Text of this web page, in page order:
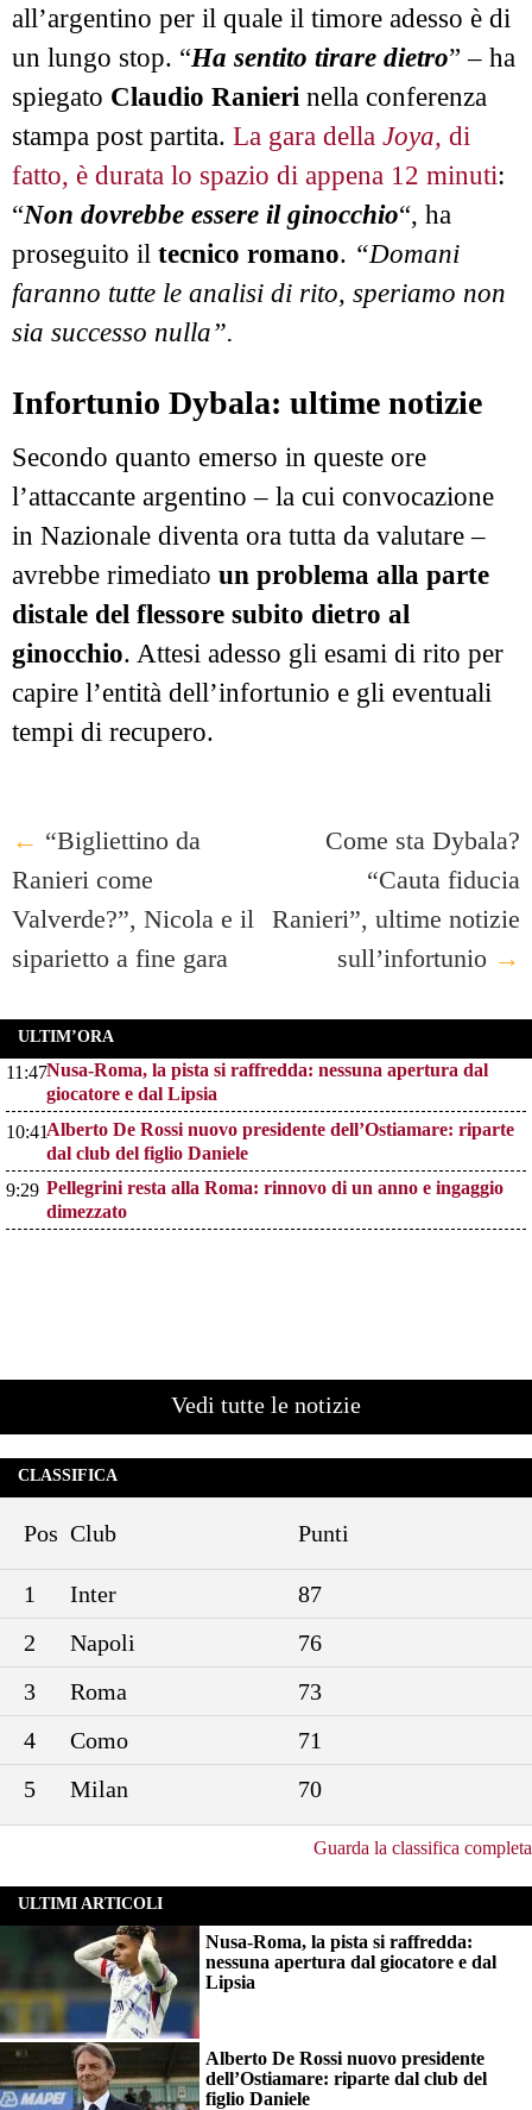
all’argentino per il quale il timore adesso è di
un lungo stop. “Ha sentito tirare dietro” – ha
spiegato Claudio Ranieri nella conferenza
stampa post partita. La gara della Joya, di
fatto, è durata lo spazio di appena 12 minuti:
“Non dovrebbe essere il ginocchio“, ha
proseguito il tecnico romano. “Domani
faranno tutte le analisi di rito, speriamo non
sia successo nulla”.
Infortunio Dybala: ultime notizie
Secondo quanto emerso in queste ore
l’attaccante argentino – la cui convocazione
in Nazionale diventa ora tutta da valutare –
avrebbe rimediato un problema alla parte
distale del flessore subito dietro al
ginocchio. Attesi adesso gli esami di rito per
capire l’entità dell’infortunio e gli eventuali
tempi di recupero.
Post
navigation
← “Bigliettino da
Ranieri come
Valverde?”, Nicola e il
siparietto a fine gara
Come sta Dybala?
“Cauta fiducia
Ranieri”, ultime notizie
sull’infortunio →
ULTIM’ORA
11:47Nusa-Roma, la pista si raffredda: nessuna apertura dal
giocatore e dal Lipsia
10:41Alberto De Rossi nuovo presidente dell’Ostiamare: riparte
dal club del figlio Daniele
9:29 Pellegrini resta alla Roma: rinnovo di un anno e ingaggio
dimezzato
Vedi tutte le notizie
CLASSIFICA
Pos Club Punti
1 Inter
87
2
Napoli
76
3
Roma
73
4
Como
71
5
Milan 70
Guarda la classifica completa
ULTIMI ARTICOLI
Nusa-Roma, la pista si raffredda:
nessuna apertura dal giocatore e dal
Lipsia
Alberto De Rossi nuovo presidente
dell’Ostiamare: riparte dal club del
figlio Daniele